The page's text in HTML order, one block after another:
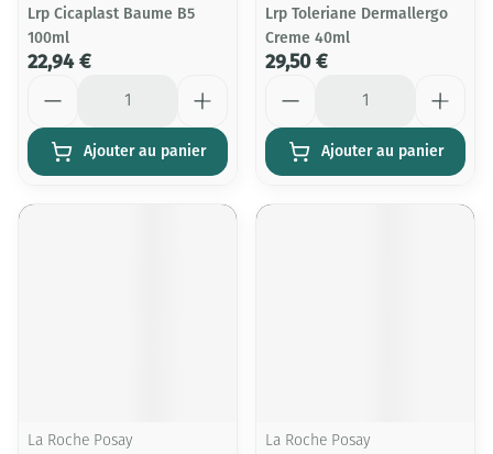
Lrp Cicaplast Baume B5
100ml
22,94 €
Ajouter au panier
Lrp Toleriane Dermallergo
Creme 40ml
29,50 €
Ajouter au panier
La Roche Posay La Roche Posay